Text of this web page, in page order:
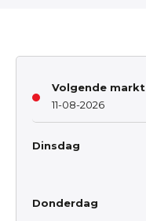
Volgende markt
11-08-2026
Dinsdag
Donderdag